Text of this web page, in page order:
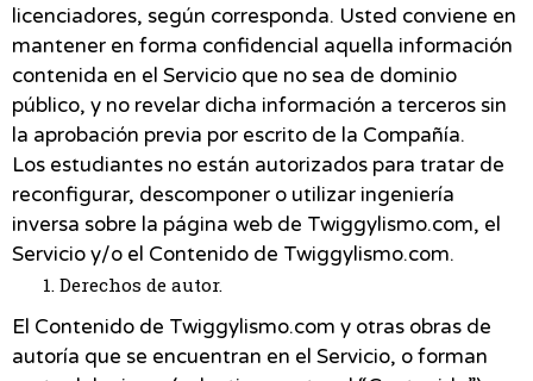
licenciadores, según corresponda. Usted conviene en
mantener en forma confidencial aquella información
contenida en el Servicio que no sea de dominio
público, y no revelar dicha información a terceros sin
la aprobación previa por escrito de la Compañía.
Los estudiantes no están autorizados para tratar de
reconfigurar, descomponer o utilizar ingeniería
inversa sobre la página web de Twiggylismo.com, el
Servicio y/o el Contenido de Twiggylismo.com.
Derechos de autor.
El Contenido de Twiggylismo.com y otras obras de
autoría que se encuentran en el Servicio, o forman